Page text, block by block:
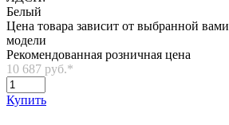
Белый
Цена товара зависит от выбранной
модели
Рекомендованная розничная цена
10 687 руб.*
Купить